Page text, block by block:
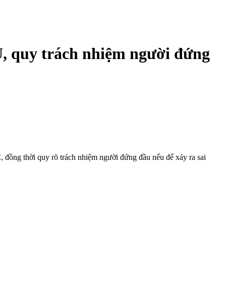
quy trách nhiệm người đứng
thời quy rõ trách nhiệm người đứng đầu nếu để xảy ra sai